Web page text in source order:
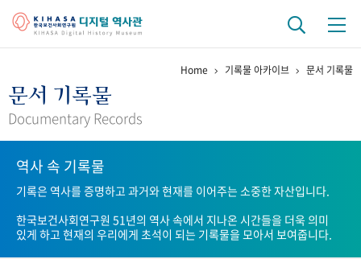
걸어온 길 기관 변천사
연구 역사
정책과 연구 키워드로 보는 연구 역사
연구자들
Home 기록물 아카이브 문서 기록물
문서 기록물
Documentary Records
역사 속 기록물
기록은 역사를 증명하고 과거와 현재를 이어주는 소중한 자산입니다.
한국보건사회연구원 51년의 역사 속에서 지나온 시간들을 더욱 의미
있게 하고 현재의 우리에게 초석이 되는 기록물을 모아서 보여줍니다.